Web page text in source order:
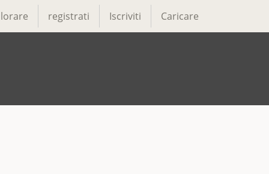
registrati Iscriviti Caricare